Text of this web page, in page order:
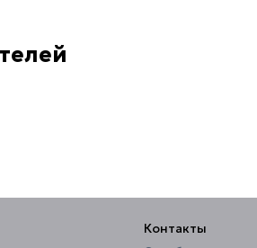
Контакты